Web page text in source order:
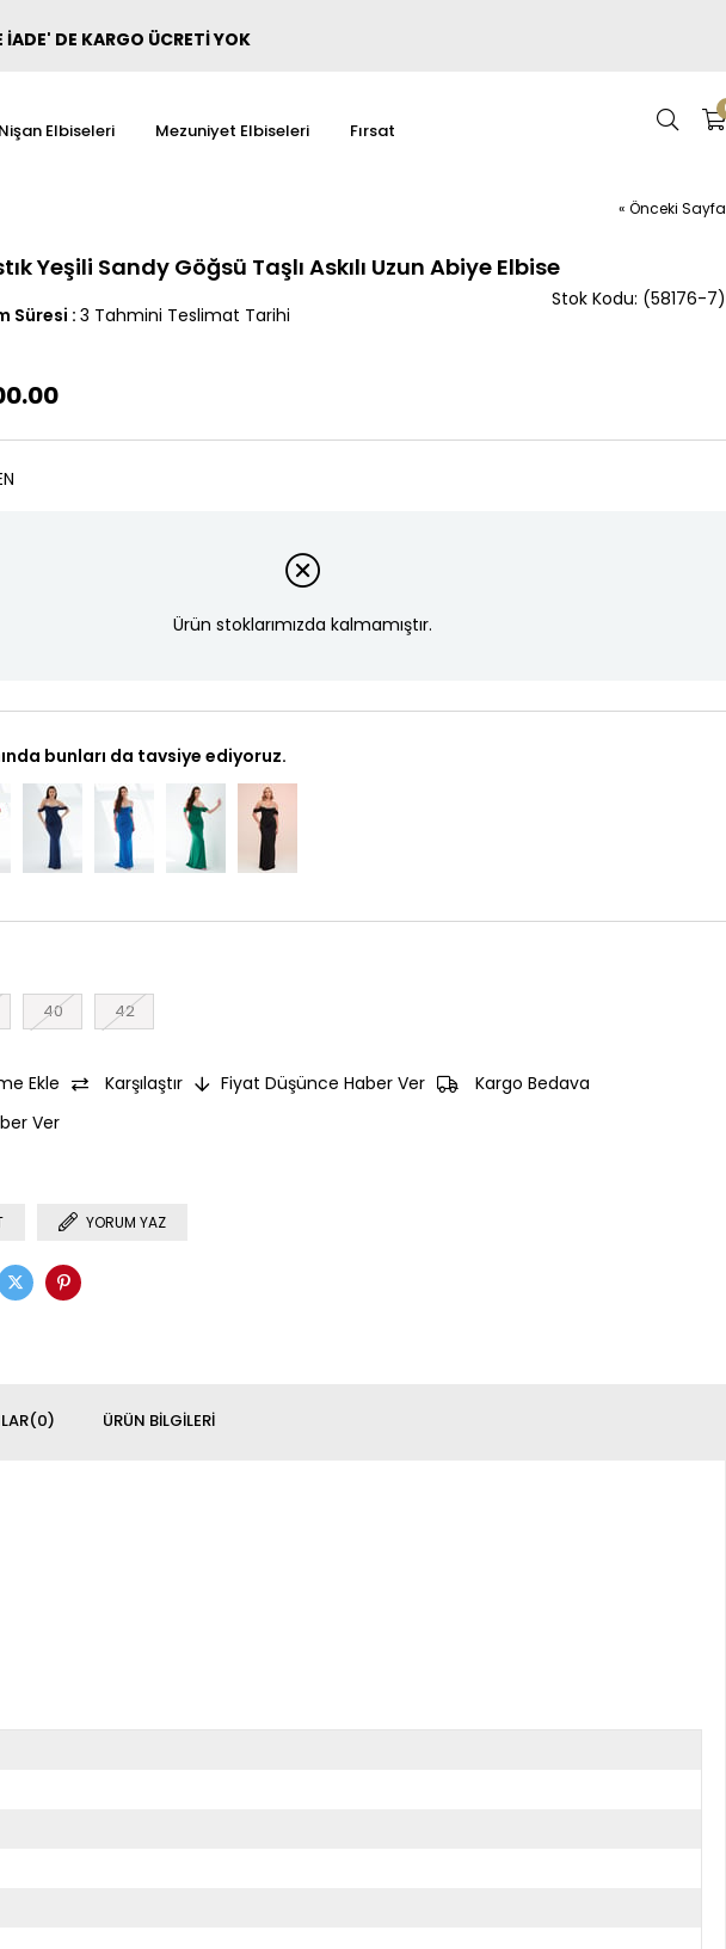
İADE' DE KARGO ÜCRETİ YOK
Nişan Elbiseleri Mezuniyet Elbiseleri Fırsat
« Önceki Sayfa
Yeşili Sandy Göğsü Taşlı Askılı Uzun Abiye Elbise
(58176-7)
Süresi : 3 Tahmini Teslimat Tarihi
Ürün stoklarımızda kalmamıştır.
bunları da tavsiye ediyoruz.
40 42
Ekle Karşılaştır Fiyat Düşünce Haber Ver
Kargo Bedava
Ver
YORUM YAZ
(0) ÜRÜN BILGILERI